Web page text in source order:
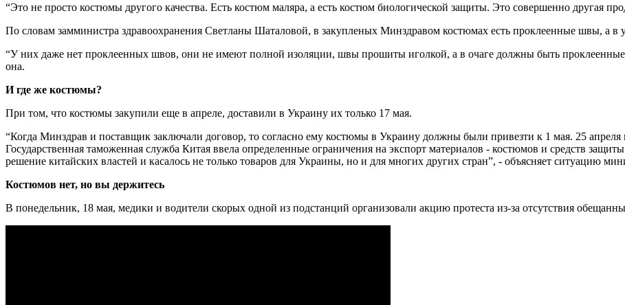
“Это не просто костюмы другого качества. Есть костюм маляра, а есть костюм биологической защиты. Это совершенно другая
По словам замминистра здравоохранения Светланы Шаталовой, в закупленых Минздравом костюмах есть проклеенные швы, а в
“У них даже нет проклеенных швов, они не имеют полной изоляции, швы прошиты иголкой, а в очаге должны быть
она.
И где же костюмы?
При том, что костюмы закупили еще в апреле, доставили в Украину их только 17 мая.
“Когда Минздрав и поставщик заключали договор, то согласно ему костюмы в Украину должны были привезти к 1 мая. 25
Государственная таможенная служба Китая ввела определенные ограничения на экспорт материалов - костюмов и средств
решение китайских властей и касалось не только товаров для Украины, но и для многих других стран”, - объясняет ситуацию
Костюмов нет, но вы держитесь
В понедельник, 18 мая, медики и водители скорых одной из подстанций организовали акцию протеста из-за отсутствия